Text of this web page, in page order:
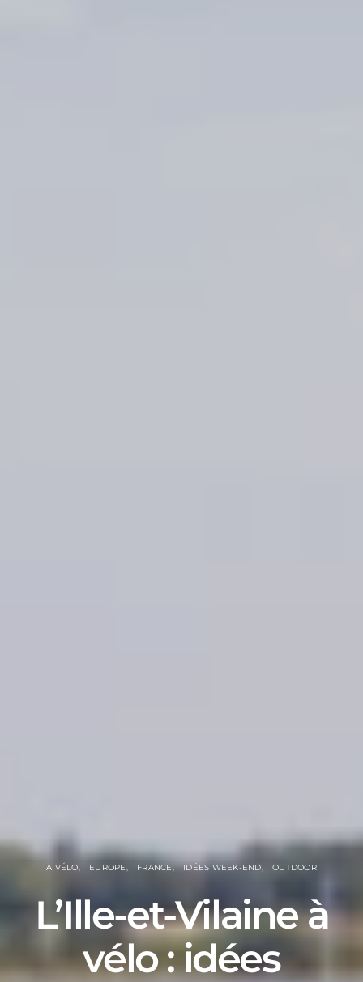
A VÉLO EUROPE FRANCE IDÉES WEEK-END OUTDOOR
L’Ille-et-Vilaine à
vélo : idées